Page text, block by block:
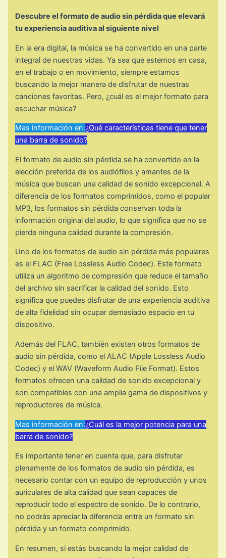
Descubre el formato de audio sin pérdida que elevará
tu experiencia auditiva al siguiente nivel
En la era digital, la música se ha convertido en una parte
integral de nuestras vidas. Ya sea que estemos en casa,
en el trabajo o en movimiento, siempre estamos
buscando la mejor manera de disfrutar de nuestras
canciones favoritas. Pero, ¿cuál es el mejor formato para
escuchar música?
Mas información en:¿Qué características tiene que tener
una barra de sonido?
El formato de audio sin pérdida se ha convertido en la
elección preferida de los audiófilos y amantes de la
música que buscan una calidad de sonido excepcional. A
diferencia de los formatos comprimidos, como el popular
MP3, los formatos sin pérdida conservan toda la
información original del audio, lo que significa que no se
pierde ninguna calidad durante la compresión.
Uno de los formatos de audio sin pérdida más populares
es el FLAC (Free Lossless Audio Codec). Este formato
utiliza un algoritmo de compresión que reduce el tamaño
del archivo sin sacrificar la calidad del sonido. Esto
significa que puedes disfrutar de una experiencia auditiva
de alta fidelidad sin ocupar demasiado espacio en tu
dispositivo.
Además del FLAC, también existen otros formatos de
audio sin pérdida, como el ALAC (Apple Lossless Audio
Codec) y el WAV (Waveform Audio File Format). Estos
formatos ofrecen una calidad de sonido excepcional y
son compatibles con una amplia gama de dispositivos y
reproductores de música.
Mas información en:¿Cuál es la mejor potencia para una
barra de sonido?
Es importante tener en cuenta que, para disfrutar
plenamente de los formatos de audio sin pérdida, es
necesario contar con un equipo de reproducción y unos
auriculares de alta calidad que sean capaces de
reproducir todo el espectro de sonido. De lo contrario,
no podrás apreciar la diferencia entre un formato sin
pérdida y un formato comprimido.
En resumen, si estás buscando la mejor calidad de